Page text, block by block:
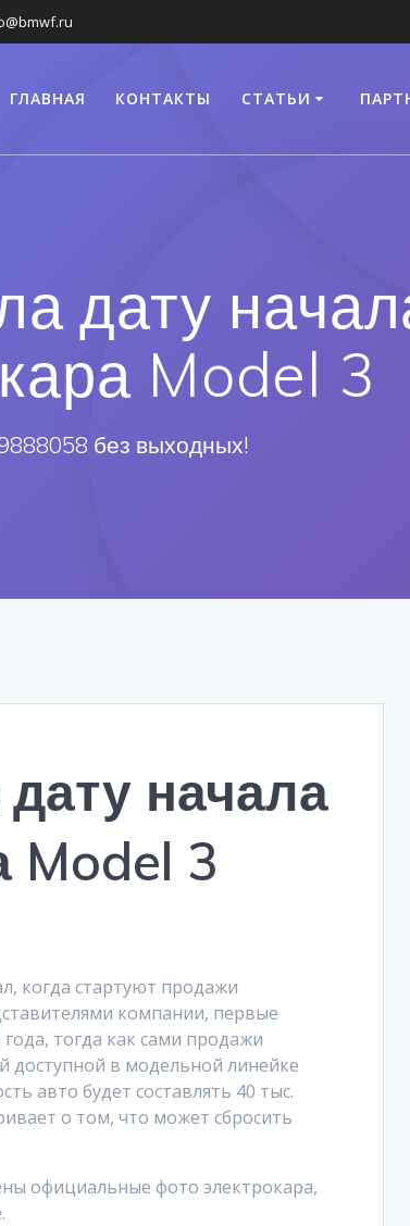
ГЛАВНАЯ КОНТАКТЫ СТАТЬИ
дату
Model 3
без выходных!
начала
Model 3
когда стартуют продажи
компании, первые
тогда как сами продажи
доступной в модельной линейке
авто будет составлять 40 тыс.
о том, что может сбросить
официальные фото электрокара,